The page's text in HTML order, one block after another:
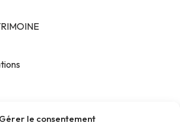
Gérer le consentement